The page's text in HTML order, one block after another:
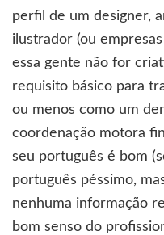
perfil de um designer,
ilustrador (ou
essa gente não for
requisito básico para
ou menos como um
coordenação motora
seu português é bom
português péssimo,
nenhuma informação
bom senso do